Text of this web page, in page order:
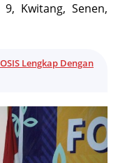
Kwitang, Senen,
Lengkap Dengan